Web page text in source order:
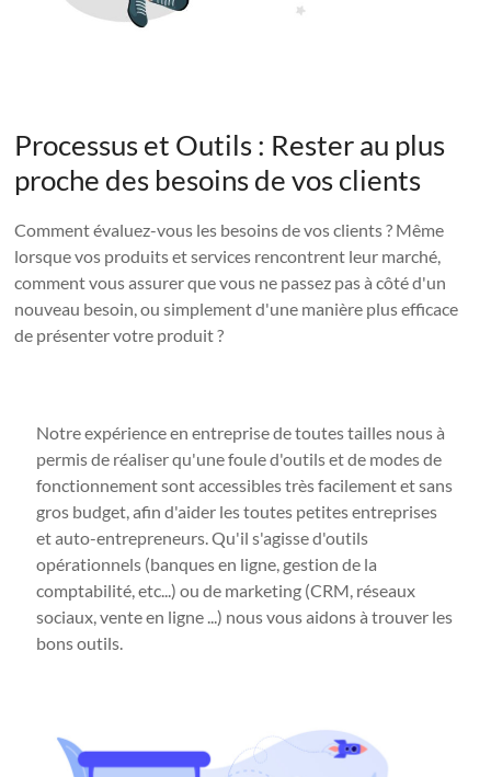
Processus et Outils : Rester au plus
proche des besoins de vos clients
Comment évaluez-vous les besoins de vos clients ? Même
lorsque vos produits et services rencontrent leur marché,
comment vous assurer que vous ne passez pas à côté d'un
nouveau besoin, ou simplement d'une manière plus efficace
de présenter votre produit ?
Notre expérience en entreprise de toutes tailles nous à
permis de réaliser qu'une foule d'outils et de modes de
fonctionnement sont accessibles très facilement et sans
gros budget, afin d'aider les toutes petites entreprises
et auto-entrepreneurs. Qu'il s'agisse d'outils
opérationnels (banques en ligne, gestion de la
comptabilité, etc...) ou de marketing (CRM, réseaux
sociaux, vente en ligne ...) nous vous aidons à trouver les
bons outils.